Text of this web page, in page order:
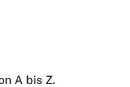
A bis Z.